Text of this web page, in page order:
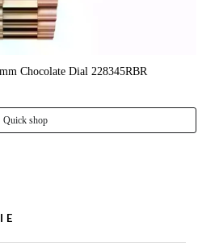
Chocolate Dial 228345RBR
Quick shop